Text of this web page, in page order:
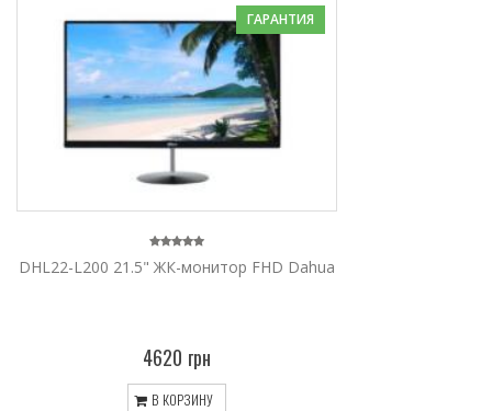
ГАРАНТИЯ
DHL22-L200 21.5" ЖК-монитор FHD Dahua
4620 грн
В КОРЗИНУ